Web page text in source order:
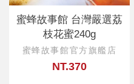
蜜蜂故事館 台灣嚴選荔
枝花蜜240g
蜜蜂故事館官方旗艦店
NT.370